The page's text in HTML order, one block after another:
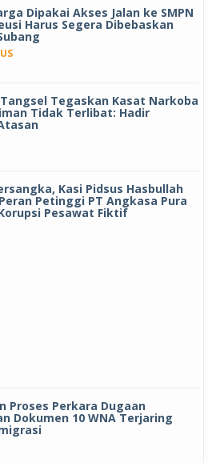
Dipakai Akses Jalan ke SMPN
Harus Segera Dibebaskan
Tegaskan Kasat Narkoba
Tidak Terlibat: Hadir
Kasi Pidsus Hasbullah
Petinggi PT Angkasa Pura
Pesawat Fiktif
Proses Perkara Dugaan
Dokumen 10 WNA Terjaring